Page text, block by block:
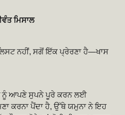
ਮਿਸਾਲ
ਨਹੀਂ, ਸਗੋਂ ਇੱਕ ਪ੍ਰੇਰਣਾ ਹੈ—ਖਾਸ
ਨੂੰ ਆਪਣੇ ਸੁਪਨੇ ਪੂਰੇ ਕਰਨ ਲਈ
ਕਰਨਾ ਪੈਂਦਾ ਹੈ, ਉੱਥੇ ਯਮੁਨਾ ਨੇ ਇਹ